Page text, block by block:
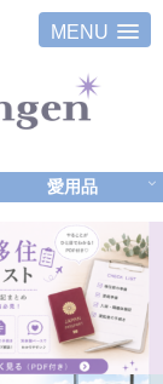
MENU
愛用品